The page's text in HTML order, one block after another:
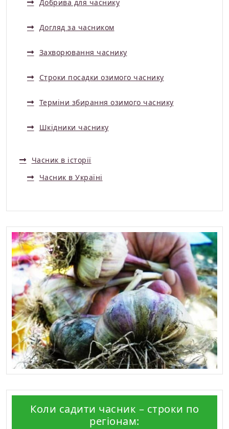
Добрива для часнику
Догляд за часником
Захворювання часнику
Строки посадки озимого часнику
Терміни збирання озимого часнику
Шкідники часнику
Часник в історії
Часник в Україні
Коли садити часник – строки по
регіонам: